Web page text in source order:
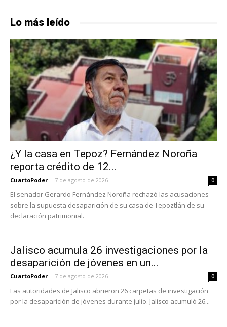
Lo más leído
¿Y la casa en Tepoz? Fernández Noroña
reporta crédito de 12...
CuartoPoder - 7 de agosto de 2026 0
El senador Gerardo Fernández Noroña rechazó las acusaciones
sobre la supuesta desaparición de su casa de Tepoztlán de su
declaración patrimonial.
Jalisco acumula 26 investigaciones por la
desaparición de jóvenes en un...
CuartoPoder - 7 de agosto de 2026 0
Las autoridades de Jalisco abrieron 26 carpetas de investigación
por la desaparición de jóvenes durante julio. Jalisco acumuló 26...